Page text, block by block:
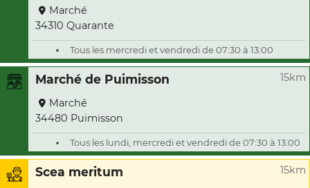
Marché
34310 Quarante
Tous les mercredi et vendredi de 07:30 à 13:00
Marché de Puimisson 15km
Marché
34480 Puimisson
Tous les lundi, mercredi et vendredi de 07:30 à 13:00
Scea meritum 15km